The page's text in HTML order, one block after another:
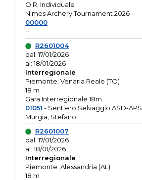
O.R. Individuale
Nimes Archery Tournament 2026
00000-
--
R2601004
dal: 17/01/2026
al: 18/01/2026
Interregionale
Piemonte: Venaria Reale (TO)
18 m
Gara Interregionale 18m
01051 - Sentiero Selvaggio ASD-APS
Murgia, Stefano
R2601007
dal: 17/01/2026
al: 18/01/2026
Interregionale
Piemonte: Alessandria (AL)
18 m